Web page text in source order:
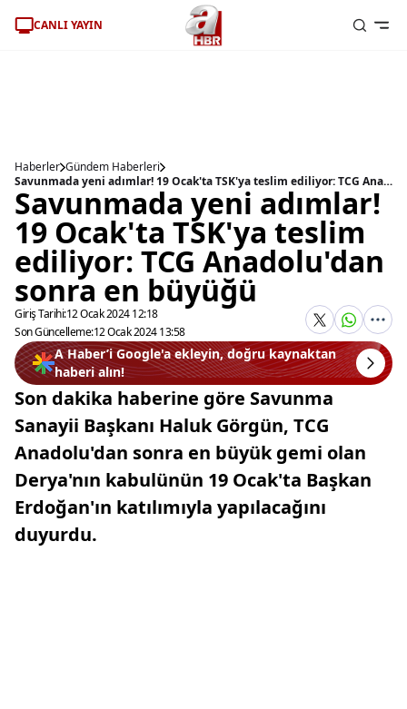
CANLI YAYIN
Haberler Gündem Haberleri
Savunmada yeni adımlar! 19 Ocak'ta TSK'ya teslim ediliyor: TCG Anadolu'dan sonra en büyüğü
Savunmada yeni adımlar!
19 Ocak'ta TSK'ya teslim
ediliyor: TCG Anadolu'dan
sonra en büyüğü
Giriş Tarihi:12 Ocak 2024 12:18
Son Güncelleme:12 Ocak 2024 13:58
A Haber’i Google'a ekleyin, doğru kaynaktan
haberi alın!
Son dakika haberine göre Savunma
Sanayii Başkanı Haluk Görgün, TCG
Anadolu'dan sonra en büyük gemi olan
Derya'nın kabulünün 19 Ocak'ta Başkan
Erdoğan'ın katılımıyla yapılacağını
duyurdu.